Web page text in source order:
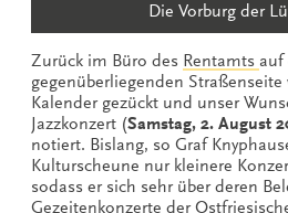
Die Vorburg der
Zurück im Büro des Rentamts auf
gegenüberliegenden
Kalender gezückt und unser
Jazzkonzert (Samstag, 2. August
notiert. Bislang, so Graf
Kulturscheune nur kleinere
sodass er sich sehr über deren
Gezeitenkonzerte der